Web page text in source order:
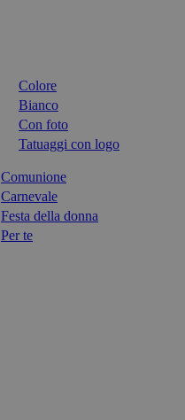
Colore
Bianco
Con foto
Tatuaggi con logo
Comunione
Carnevale
Festa della donna
Per te